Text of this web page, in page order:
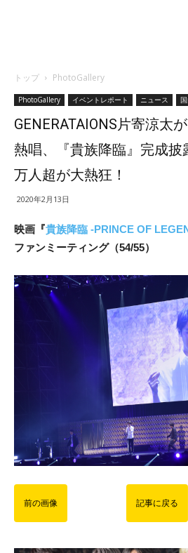
トップ PhotoGallery
PhotoGallery イベントレポート ニュース
GENERATAIONS片寄涼太
熱唱、『貴族降臨』完成披
万人超が大熱狂！
2020年2月13日
映画『貴族降臨 -PRINCE OF
ファンミーティング（54/55）
前の画像 記事に戻る